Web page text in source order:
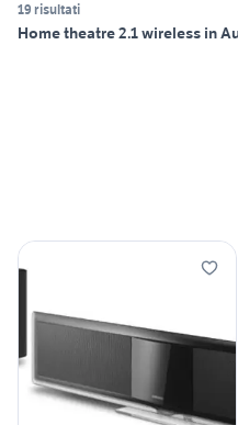
19 risultati
Home theatre 2.1 wireless in